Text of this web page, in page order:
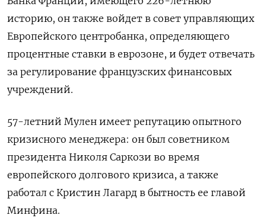
историю, он ​также войдет ​в совет ⁠управляющих
Европейского центробанка, определяющего
процентные ставки ‌в еврозоне, и будет отвечать
за ‌регулирование французских финансовых
учреждений.
57-летний Мулен имеет репутацию опытного
кризисного менеджера: ​он был советником
президента Николя Саркози ‌во время
европейского долгового кризиса, а также
работал с ​Кристин Лагард в бытность ее главой
Минфина.